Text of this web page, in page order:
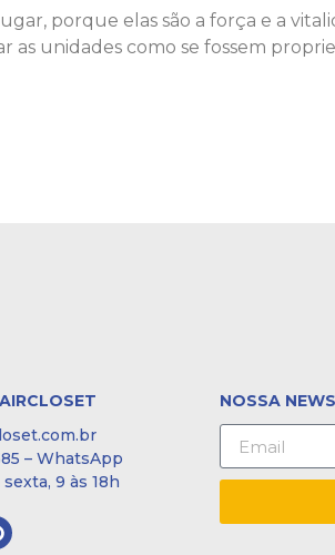
porque elas são a força e a
as unidades como se fossem
– WhatsApp
9 às 18h
NOSSA